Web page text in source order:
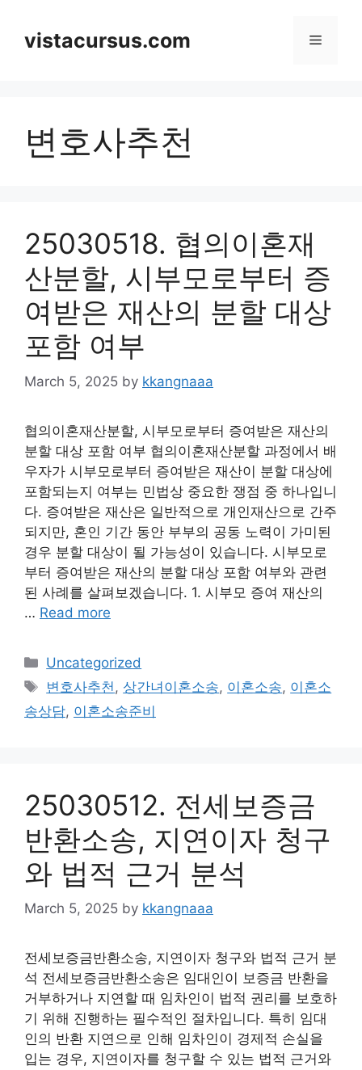
contentvistacursus.com Menu
변호사추천
25030518. 협의이혼재
산분할, 시부모로부터 증
여받은 재산의 분할 대상
포함 여부
March 5, 2025 by kkangnaaa
협의이혼재산분할, 시부모로부터 증여받은 재산의
분할 대상 포함 여부 협의이혼재산분할 과정에서 배
우자가 시부모로부터 증여받은 재산이 분할 대상에
포함되는지 여부는 민법상 중요한 쟁점 중 하나입니
다. 증여받은 재산은 일반적으로 개인재산으로 간주
되지만, 혼인 기간 동안 부부의 공동 노력이 가미된
경우 분할 대상이 될 가능성이 있습니다. 시부모로
부터 증여받은 재산의 분할 대상 포함 여부와 관련
된 사례를 살펴보겠습니다. 1. 시부모 증여 재산의
… Read more
Categories
Uncategorized
Tags
변호사추천 , 상간녀이혼소송, 이혼소송, 이혼소
송상담, 이혼소송준비
25030512. 전세보증금
반환소송, 지연이자 청구
와 법적 근거 분석
March 5, 2025 by kkangnaaa
전세보증금반환소송, 지연이자 청구와 법적 근거 분
석 전세보증금반환소송은 임대인이 보증금 반환을
거부하거나 지연할 때 임차인이 법적 권리를 보호하
기 위해 진행하는 필수적인 절차입니다. 특히 임대
인의 반환 지연으로 인해 임차인이 경제적 손실을
입는 경우, 지연이자를 청구할 수 있는 법적 근거와